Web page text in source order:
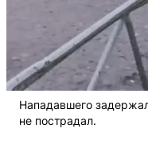
Нападавшего
не пострадал.